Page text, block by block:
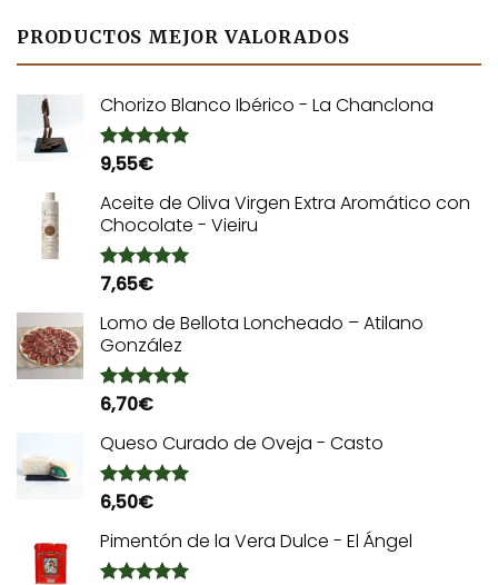
PRODUCTOS MEJOR VALORADOS
Chorizo Blanco Ibérico - La Chanclona
Valorado
de 5
9,55€
Aceite de Oliva Virgen Extra Aromático con
Chocolate - Vieiru
Valorado
de 5
7,65€
Lomo de Bellota Loncheado – Atilano
González
Valorado
de 5
6,70€
Queso Curado de Oveja - Casto
Valorado
de 5
6,50€
Pimentón de la Vera Dulce - El Ángel